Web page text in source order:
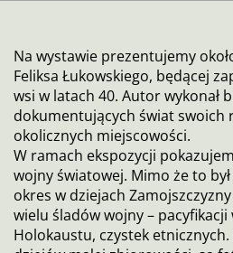
Na wystawie prezentujemy
Feliksa Łukowskiego, będącej
wsi w latach 40. Autor wykonał
dokumentujących świat swoich
okolicznych miejscowości.
W ramach ekspozycji
wojny światowej. Mimo że to
okres w dziejach
wielu śladów wojny – pacyfikacji
Holokaustu, czystek